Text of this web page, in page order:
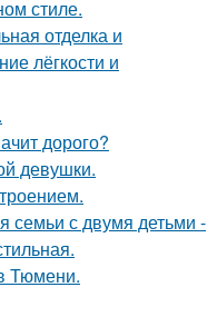
стиле.
отделка и
лёгкости и
дорого?
девушки.
семьи с двумя детьми -
Тюмени.